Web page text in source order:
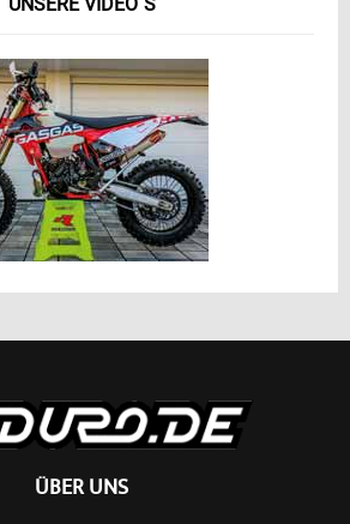
UNSERE VIDEO´S
ÜBER UNS